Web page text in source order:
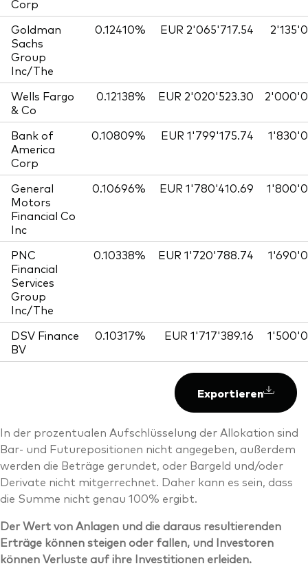
Corp
Goldman
Sachs
Group
Inc/The
0.12410% EUR 2'065'717.54
Wells Fargo
& Co
0.12138% EUR 2'020'523.30
Bank of
America
Corp
0.10809% EUR 1'799'175.74
General
Motors
Financial Co
Inc
0.10696% EUR 1'780'410.69
PNC
Financial
Services
Group
Inc/The
0.10338% EUR 1'720'788.74
DSV Finance
BV
0.10317% EUR 1'717'389.16
Exportieren
In der prozentualen Aufschlüsselung der Allokation sind
Bar- und Futurepositionen nicht angegeben, außerdem
werden die Beträge gerundet, oder Bargeld und/oder
Derivate nicht mitgerrechnet. Daher kann es sein, dass
die Summe nicht genau 100% ergibt.
Der Wert von Anlagen und die daraus resultierenden
Erträge können steigen oder fallen, und Investoren
können Verluste auf ihre Investitionen erleiden.